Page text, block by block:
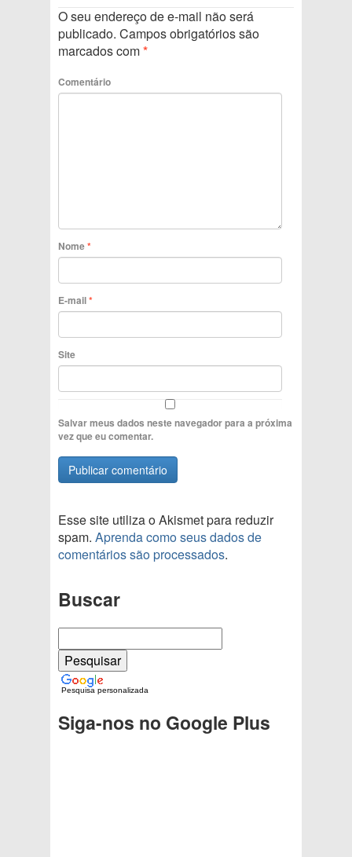
O seu endereço de e-mail não será
publicado. Campos obrigatórios são
marcados com*
Comentário
Nome*
E-mail*
Site
Salvar meus dados neste navegador para a próxima
vez que eu comentar.
Esse site utiliza o Akismet para reduzir
spam. Aprenda como seus dados de
comentários são processados.
Buscar
Pesquisa personalizada
Siga-nos no Google Plus